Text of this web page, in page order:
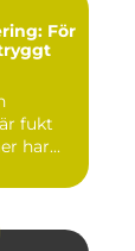
För
fukt
har...